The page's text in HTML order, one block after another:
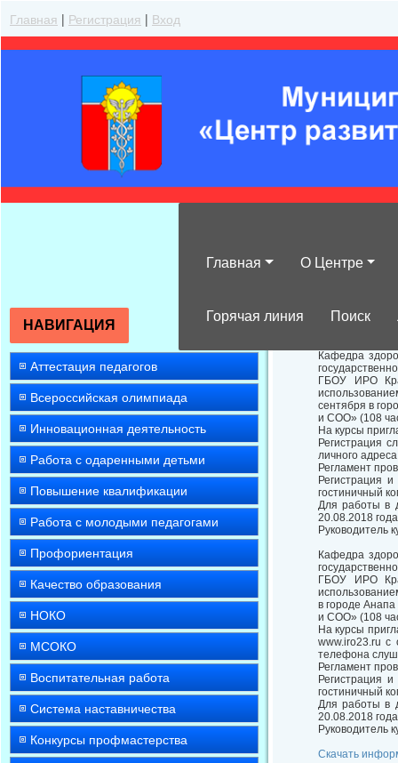
Главная | Регистрация | Вход
Главная О Центре
Горячая линия Поиск
НАВИГАЦИЯ
Аттестация педагогов
Всероссийская олимпиада
Инновационная деятельность
Работа с одаренными детьми
Повышение квалификации
Работа с молодыми педагогами
Профориентация
Качество образования
НОКО
МСОКО
Воспитательная работа
Система наставничества
Конкурсы профмастерства
Кафедра
ГБОУ ИРО
сентября в
и СОО» (108
На курсы
Регистрация
личного
Регламент
Регистрация
гостиничный
Для работы в
20.08.2018
Руководитель
Кафедра
ГБОУ ИРО
в городе
и СОО» (108
На курсы
www.iro23.ru c
телефона
Регламент
Регистрация
гостиничный
Для работы в
20.08.2018
Руководитель
Скачать